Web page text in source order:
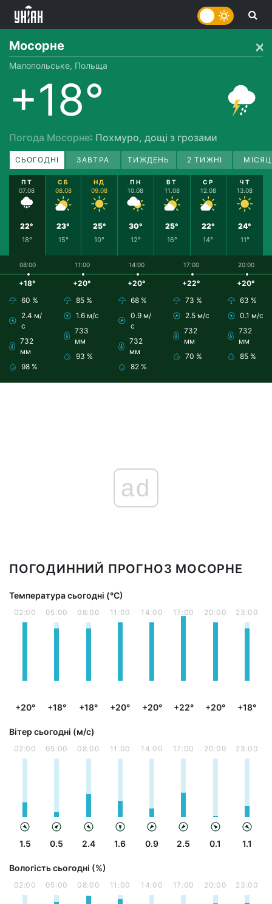
Мосорне
Малопольське, Польща
+18°
Погода Мосорне: Похмуро, дощі з грозами
СЬОГОДНІ ЗАВТРА ТИЖДЕНЬ 2 ТИЖНІ
ПТ
07.08
22°
18°
СБ
08.08
23°
15°
НД
09.08
25°
10°
ПН
10.08
30°
12°
ВТ
11.08
25°
16°
СР
12.08
22°
14°
ЧТ
13.08
24°
11°
08:00
+18°
60 %
2.4 м/
с
732
мм
98 %
11:00
+20°
85 %
1.6 м/с
733
мм
93 %
14:00
+20°
68 %
0.9 м/
с
732
мм
82 %
17:00
+22°
73 %
2.5 м/с
732
мм
70 %
20:00
+20°
63 %
0.1 м/с
732
мм
85 %
ad
ПОГОДИННИЙ ПРОГНОЗ МОСОРНЕ
Температура сьогодні (°С)
02:00
+20°
05:00
+18°
08:00
+18°
11:00
+20°
14:00
+20°
17:00
+22°
20:00
+20°
23:00
+18°
Вітер сьогодні (м/с)
02:00
1.5
05:00
0.5
08:00
2.4
11:00
1.6
14:00
0.9
17:00
2.5
20:00
0.1
23:00
1.1
Вологість сьогодні (%)
02:00 05:00 08:00 11:00 14:00 17:00 20:00 23:00